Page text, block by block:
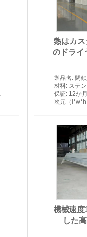
熱はカス
のドライ
製品名 : 閉
材料: ステ
保証: 12か月
次元（l*w*h
機械速度
した